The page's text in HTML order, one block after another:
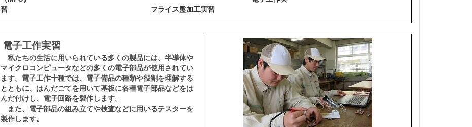
習 フライス盤加工実習
電子工作実習
私たちの生活に用いられている多くの製品には、半導体や
マイクロコンピュータなどの多くの電子部品が使用されてい
ます。電子工作十種では、電子備品の種類や役割を理解する
とともに、はんだごてを用いて基板に各種電子部品などをは
んだ付けし、電子回路を製作します。
また、電子部品の組み立てや検査などに用いるテスターを
製作します。